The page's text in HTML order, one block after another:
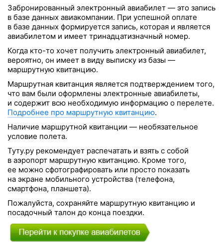
Забронированный электронный авиабилет — это запись
в базе данных авиакомпании. При успешной оплате
в базе данных формируется запись, которая и является
авиабилетом и имеет тринадцатизначный номер.
Когда кто-то хочет получить электронный авиабилет,
вероятно, он имеет в виду выписку из базы —
маршрутную квитанцию.
Маршрутная квитанция является подтверждением того,
что вам были оформлены электронные авиабилеты,
и содержит всю необходимую информацию о перелете.
Подробнее про маршрутную квитанцию.
Наличие маршрутной квитанции — необязательное
условие полета.
Туту.ру рекомендует распечатать и взять с собой
в аэропорт маршрутную квитанцию. Кроме того,
ее можно сфотографировать или просто показать
на экране мобильного уcтройства (телефона,
смартфона, планшета).
Пожалуйста, сохраняйте маршрутную квитанцию и
посадочный талон до конца поездки.